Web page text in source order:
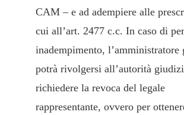
CAM – e ad adempiere alle
cui all’art. 2477 c.c. In caso di
inadempimento,
potrà rivolgersi all’autorità
richiedere la revoca del legale
rappresentante, ovvero per